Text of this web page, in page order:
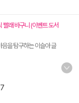
빨래 바구니 (이벤트 도서
음을 탐구하는 이슬아 글